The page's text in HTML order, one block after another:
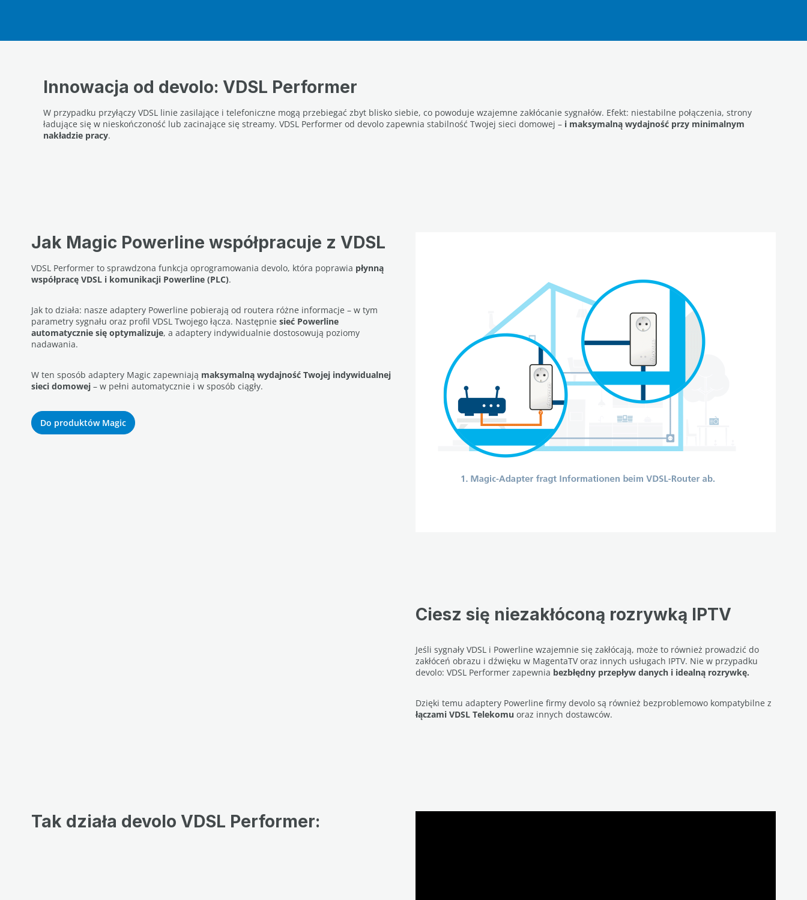
Innowacja od devolo: VDSL Performer
W przypadku przyłączy VDSL linie zasilające i telefoniczne mogą przebiegać zbyt blisko siebie, co powoduje wzajemne zakłócanie sygnałów. Efekt: niestabilne połączenia, strony
ładujące się w nieskończoność lub zacinające się streamy. VDSL Performer od devolo zapewnia stabilność Twojej sieci domowej – i maksymalną wydajność przy minimalnym
nakładzie pracy.
Jak Magic Powerline współpracuje z VDSL
VDSL Performer to sprawdzona funkcja oprogramowania devolo, która poprawia płynną
współpracę VDSL i komunikacji Powerline (PLC).
Jak to działa: nasze adaptery Powerline pobierają od routera różne informacje – w tym
parametry sygnału oraz profil VDSL Twojego łącza. Następnie sieć Powerline
automatycznie się optymalizuje, a adaptery indywidualnie dostosowują poziomy
nadawania.
W ten sposób adaptery Magic zapewniają maksymalną wydajność Twojej indywidualnej
sieci domowej – w pełni automatycznie i w sposób ciągły.
Do produktów Magic
Ciesz się niezakłóconą rozrywką IPTV
Jeśli sygnały VDSL i Powerline wzajemnie się zakłócają, może to również prowadzić do
zakłóceń obrazu i dźwięku w MagentaTV oraz innych usługach IPTV. Nie w przypadku
devolo: VDSL Performer zapewnia bezbłędny przepływ danych i idealną rozrywkę.
Dzięki temu adaptery Powerline firmy devolo są również bezproblemowo kompatybilne z
łączami VDSL Telekomu oraz innych dostawców.
Tak działa devolo VDSL Performer: